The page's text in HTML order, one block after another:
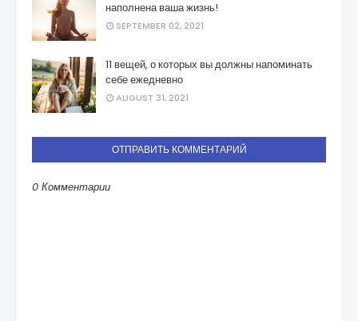
наполнена ваша жизнь!
SEPTEMBER 02, 2021
11 вещей, о которых вы должны напоминать
себе ежедневно
AUGUST 31, 2021
ОТПРАВИТЬ КОММЕНТАРИЙ
0 Комментарии